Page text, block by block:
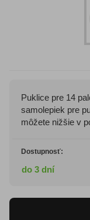
Puklice pre 14
samolepiek pre
môžete nižšie v
Dostupnosť:
do 3 dní